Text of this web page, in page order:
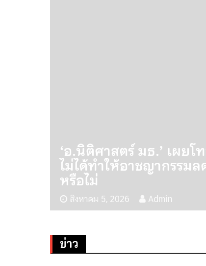
ชะลอใบต่อทะเบียน บังคั
ผู้บริสุทธิ์’ แนะฟ้องต่อศ
สิงหาคม 5, 2026 Admin
ข่าว